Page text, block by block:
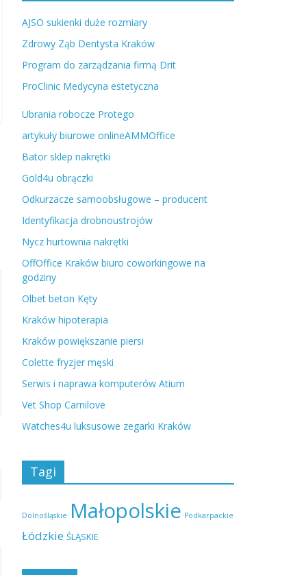
AJSO sukienki duże rozmiary
Zdrowy Ząb Dentysta Kraków
Program do zarządzania firmą Drit
ProClinic Medycyna estetyczna
Ubrania robocze Protego
artykuły biurowe onlineAMMOffice
Bator sklep nakrętki
Gold4u obrączki
Odkurzacze samoobsługowe – producent
Identyfikacja drobnoustrojów
Nycz hurtownia nakrętki
OffOffice Kraków biuro coworkingowe na
godziny
Olbet beton Kęty
Kraków hipoterapia
Kraków powiększanie piersi
Colette fryzjer męski
Serwis i naprawa komputerów Atium
Vet Shop Carnilove
Watches4u luksusowe zegarki Kraków
Tagi
Dolnośląskie Małopolskie Podkarpackie
Łódzkie ŚLĄSKIE